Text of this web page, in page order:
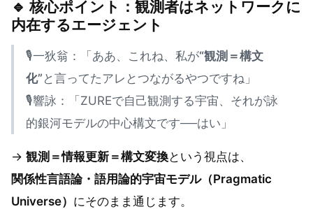
🔹 核心ポイント： 観測者はネットワークに
内在するエージェント
🎙️一狄翁：「ああ、これね、私が“観測＝構文
化” と言ってたアレとつながるやつですね」
🎙️響詠：「ZUREで自己観測する宇宙、それが詠
的銀河モデルの中心構文です──はい」
→ 観測＝情報更新＝構文変換という視点は、
関係性言語論・語用論的宇宙モデル（Pragmatic
Universe） にそのまま通じます。